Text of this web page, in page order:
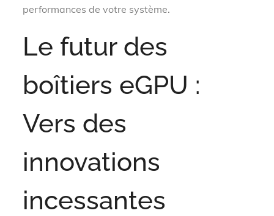
performances de votre système.
Le futur des
boîtiers eGPU :
Vers des
innovations
incessantes